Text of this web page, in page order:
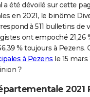
été dévoilé sur cette
en 2021, le binôme
à 511 bulletins de
ont empoché 21,26
% toujours à
à Pezens le 15
?
2021